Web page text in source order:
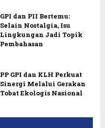
GPI dan PII Bertemu:
Selain Nostalgia, Isu
Lingkungan Jadi Topik
Pembahasan
PP GPI dan KLH Perkuat
Sinergi Melalui Gerakan
Tobat Ekologis Nasional